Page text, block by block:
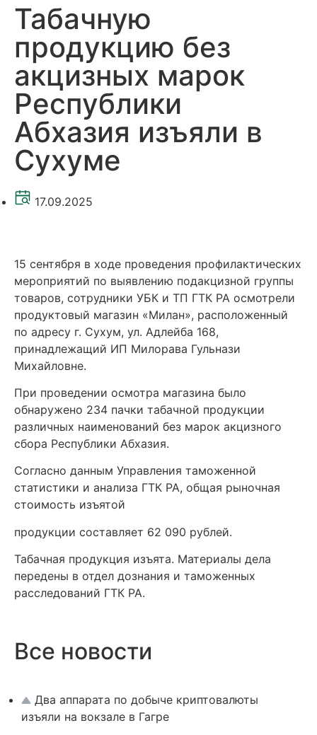
Табачную
продукцию без
акцизных марок
Республики
Абхазия изъяли в
Сухуме
17.09.2025
15 сентября в ходе проведения профилактических
мероприятий по выявлению подакцизной группы
товаров, сотрудники УБК и ТП ГТК РА осмотрели
продуктовый магазин «Милан», расположенный
по адресу г. Сухум, ул. Адлейба 168,
принадлежащий ИП Милорава Гульнази
Михайловне.
При проведении осмотра магазина было
обнаружено 234 пачки табачной продукции
различных наименований без марок акцизного
сбора Республики Абхазия.
Согласно данным Управления таможенной
статистики и анализа ГТК РА, общая рыночная
стоимость изъятой
продукции составляет 62 090 рублей.
Табачная продукция изъята. Материалы дела
передены в отдел дознания и таможенных
расследований ГТК РА.
Все новости
Два аппарата по добыче криптовалюты
изъяли на вокзале в Гагре